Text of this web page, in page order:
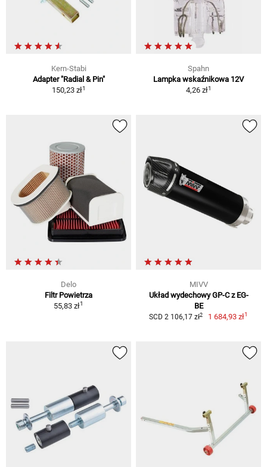
Kern-Stabi
Adapter "Radial & Pin"
150,23 zł1
Spahn
Lampka wskaźnikowa 12V
4,26 zł1
Delo
Filtr Powietrza
55,83 zł1
MIVV
Układ wydechowy GP-C z EG-
BE
SCD 2 106,17 zł2 1 684,93 zł1